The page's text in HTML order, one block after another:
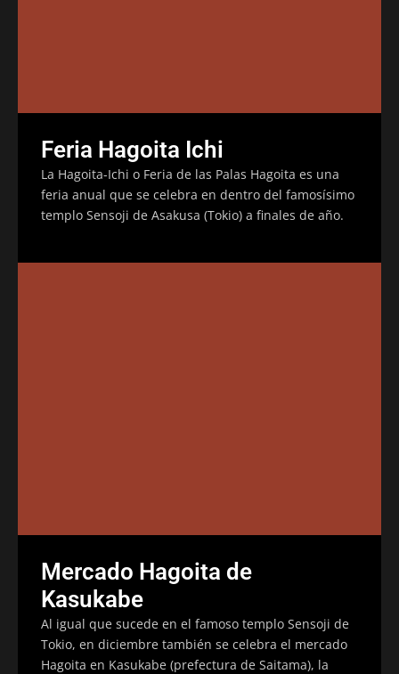
Feria Hagoita Ichi
La Hagoita-Ichi o Feria de las Palas Hagoita es una
feria anual que se celebra en dentro del famosísimo
templo Sensoji de Asakusa (Tokio) a finales de año.
Mercado Hagoita de
Kasukabe
Al igual que sucede en el famoso templo Sensoji de
Tokio, en diciembre también se celebra el mercado
Hagoita en Kasukabe (prefectura de Saitama), la